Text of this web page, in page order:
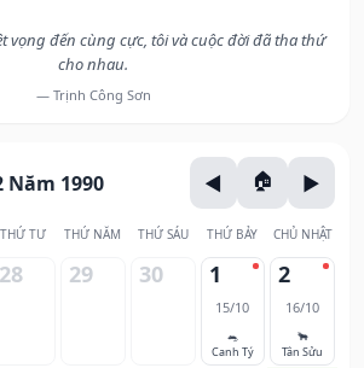
vọng đến cùng cực, tôi và cuộc đời đã tha thứ
cho nhau.
— Trịnh Công Sơn
Năm 1990
THỨ TƯ THỨ NĂM THỨ SÁU THỨ BẢY CHỦ NHẬT
28 29 30 1
15/10
🐀
Canh Tý
2
16/10
🐂
Tân Sửu